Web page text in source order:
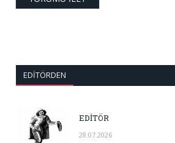
EDITÖRDEN
EDİTÖR
28.07.2026